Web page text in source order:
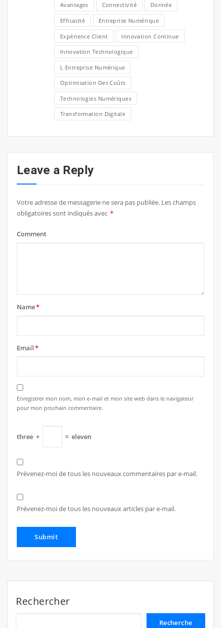
Avantages Connectivité Donnée
Efficacité Entreprise Numérique
Expérience Client Innovation Continue
Innovation Technologique
L Entreprise Numérique
Optimisation Des Coûts
Technologies Numériques
Transformation Digitale
Leave a Reply
Votre adresse de messagerie ne sera pas publiée. Les champs
obligatoires sont indiqués avec *
Comment
Name*
Email*
Enregistrer mon nom, mon e-mail et mon site web dans le navigateur
pour mon prochain commentaire.
three + = eleven
Prévenez-moi de tous les nouveaux commentaires par e-mail.
Prévenez-moi de tous les nouveaux articles par e-mail.
Rechercher
Recherche